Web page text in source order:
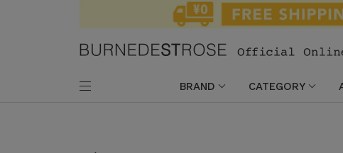
BRAND CATEGORY